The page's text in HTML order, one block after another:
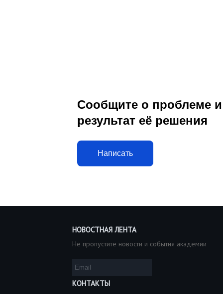
Сообщите о проблеме
результат её решения
Написать
НОВОСТНАЯ ЛЕНТА
Не пропустите новости и события академии
КОНТАКТЫ